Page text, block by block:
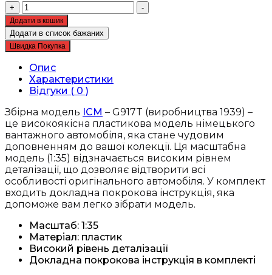
+
Збірна
модель
ICM
-
G917T
(виробництва
1939),
німецький
вантажний
автомобіль
(35413)
кількість
-
Додати в кошик
Додати в список бажаних
Швидка Покупка
Опис
Характеристики
Відгуки ( 0 )
Збірна модель ICM – G917T (виробництва 1939) –
це високоякісна пластикова модель німецького
вантажного автомобіля, яка стане чудовим
доповненням до вашої колекції. Ця масштабна
модель (1:35) відзначається високим рівнем
деталізації, що дозволяє відтворити всі
особливості оригінального автомобіля. У комплект
входить докладна покрокова інструкція, яка
допоможе вам легко зібрати модель.
Масштаб: 1:35
Матеріал: пластик
Високий рівень деталізації
Докладна покрокова інструкція в комплекті